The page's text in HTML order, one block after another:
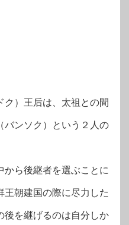
ク）王后は、太祖との間
バンソク）という２人の
から後継者を選ぶことに
王朝建国の際に尽力した
後を継げるのは自分しか